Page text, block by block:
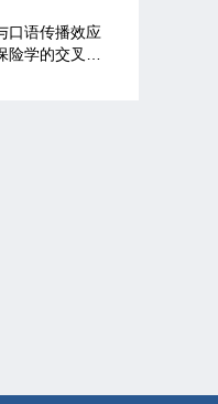
口语传播效应
学的交叉视